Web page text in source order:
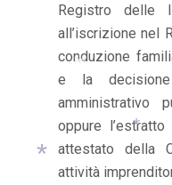
Registro delle
all’iscrizione nel
conduzione
e la decisione
amministrativo
oppure
attestato della
attività
*
*